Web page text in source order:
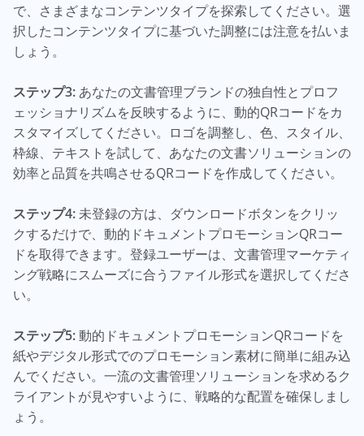
で、さまざまなコンテンツタイプを探索してください。選
択したコンテンツタイプに基づいた調整には注意を払いま
しょう。
ステップ3: あなたの文書管理ブランドの独自性とプロフ
ェッショナリズムを反映するように、動的QRコードをカ
スタマイズしてください。ロゴを調整し、色、スタイル、
枠線、テキストを試して、あなたの文書ソリューションの
効率と品質を共鳴させるQRコードを作成してください。
ステップ4:未登録の方は、ダウンロードボタンをクリッ
クするだけで、動的ドキュメントプロモーションQRコー
ドを取得できます。登録ユーザーは、文書管理マーケティ
ング戦略にスムーズに合うファイル形式を選択してくださ
い。
ステップ5:動的ドキュメントプロモーションQRコードを
紙やデジタル形式でのプロモーション素材に簡単に組み込
んでください。一流の文書管理ソリューションを求めるク
ライアントが見やすいように、戦略的な配置を確保しまし
ょう。